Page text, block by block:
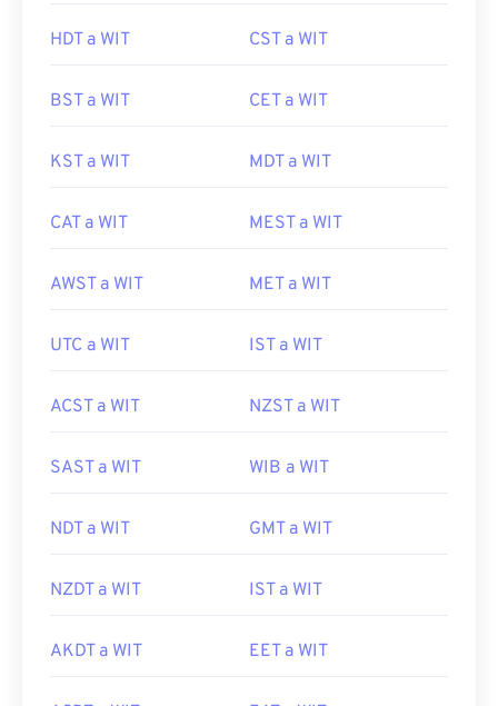
HDT a WIT CST a WIT
BST a WIT CET a WIT
KST a WIT MDT a WIT
CAT a WIT MEST a WIT
AWST a WIT MET a WIT
UTC a WIT IST a WIT
ACST a WIT NZST a WIT
SAST a WIT WIB a WIT
NDT a WIT GMT a WIT
NZDT a WIT IST a WIT
AKDT a WIT EET a WIT